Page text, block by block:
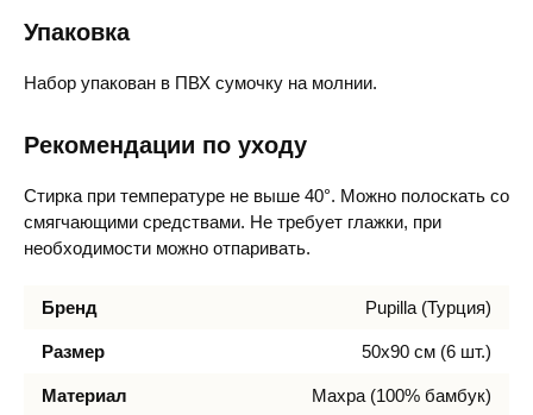
Упаковка
Набор упакован в ПВХ сумочку на молнии.
Рекомендации по уходу
Стирка при температуре не выше 40°. Можно полоскать со
смягчающими средствами. Не требует глажки, при
необходимости можно отпаривать.
Бренд Pupilla (Турция)
Размер 50х90 см (6 шт.)
Материал Махра (100% бамбук)